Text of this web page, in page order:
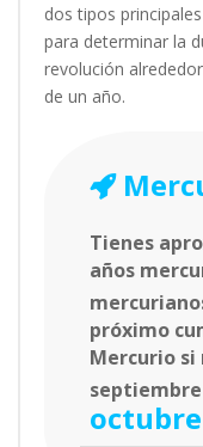
dos tipos
para determinar la
revolución
de un año.
Tienes
años
próximo
Mercurio si
septiembre